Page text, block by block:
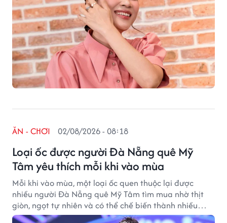
Loại ốc được người Đà Nẵng quê Mỹ
Tâm yêu thích mỗi khi vào mùa
ĂN - CHƠI 02/08/2026 - 08:18
Mỗi khi vào mùa, một loại ốc quen thuộc lại được
nhiều người Đà Nẵng quê Mỹ Tâm tìm mua nhờ thịt
giòn, ngọt tự nhiên và có thể chế biến thành nhiều
món hấp dẫn.